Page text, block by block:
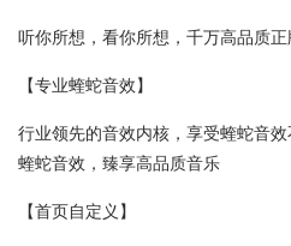
听你所想，看你所想，千万高品质
【专业蝰蛇音效】
行业领先的音效内核，享受蝰蛇音
蝰蛇音效，臻享高品质音乐
【首页自定义】